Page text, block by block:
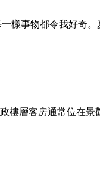
樣事物都令我好奇。
樓層客房通常位在景